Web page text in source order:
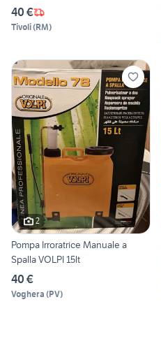
40 €
Tivoli(RM)
2
Pompa Irroratrice Manuale a
Spalla VOLPI 15lt
40 €
Voghera (PV)